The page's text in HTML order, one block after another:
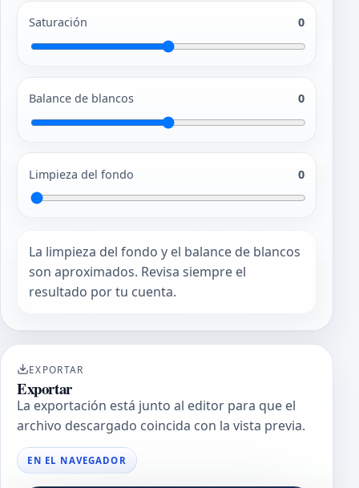
Saturación 0
Balance de blancos 0
Limpieza del fondo 0
La limpieza del fondo y el balance de blancos
son aproximados. Revisa siempre el
resultado por tu cuenta.
EXPORTAR
Exportar
La exportación está junto al editor para que el
archivo descargado coincida con la vista previa.
EN EL NAVEGADOR